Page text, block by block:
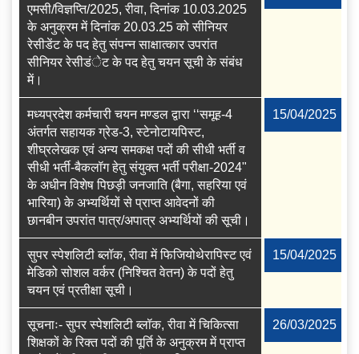
एमसी/विज्ञप्ति/2025, रीवा, दिनांक 10.03.2025
के अनुक्रम में दिनांक 20.03.25 को सीनियर
रेसीडेंट के पद हेतु संपन्न साक्षात्कार उपरांत
सीनियर रेसीडंेट के पद हेतु चयन सूची के संबंध
में।
मध्यप्रदेश कर्मचारी चयन मण्डल द्वारा ‘‘समूह-4
अंतर्गत सहायक ग्रेड-3, स्टेनोटायपिस्ट,
शीघ्रलेखक एवं अन्य समकक्ष पदों की सीधी भर्ती व
सीधी भर्ती-बैकलॉग हेतु संयुक्त भर्ती परीक्षा-2024"
के अधीन विशेष पिछड़ी जनजाति (बैगा, सहरिया एवं
भारिया) के अभ्यर्थियों से प्राप्त आवेदनों की
छानबीन उपरांत पात्र/अपात्र अभ्यर्थियों की सूची।
15/04/2025
सुपर स्‍पेशलिटी ब्‍लॉक, रीवा में फिजियोथेरापिस्‍ट एवं
मेडिको सोशल वर्कर (निश्चित वेतन) के पदों हेतु
चयन एवं प्रतीक्षा सूची।
15/04/2025
सूचनाः- सुपर स्पेशलिटी ब्लॉक, रीवा में चिकित्सा
शिक्षकों के रिक्त पदों की पूर्ति के अनुक्रम में प्राप्त
26/03/2025